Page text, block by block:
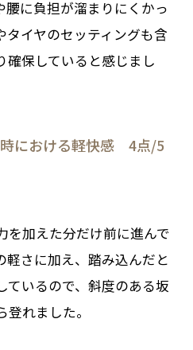
腰に負担が溜まりにくかっ
タイヤのセッティングも含
確保していると感じまし
における軽快感 4点/5
を加えた分だけ前に進んで
軽さに加え、踏み込んだと
ているので、斜度のある坂
れました。